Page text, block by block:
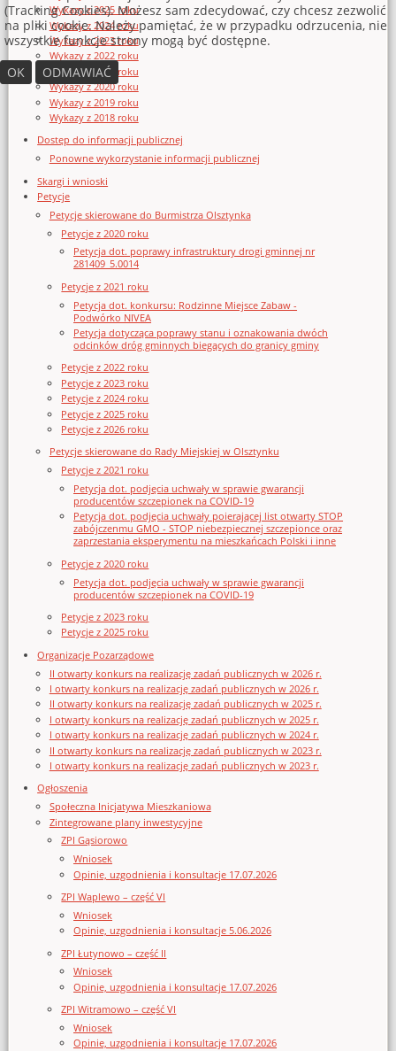
Wykazy z 2025 roku
Wykazy z 2024 roku
Wykazy z 2023 roku
Wykazy z 2022 roku
Wykazy z 2021 roku
Wykazy z 2020 roku
Wykazy z 2019 roku
Wykazy z 2018 roku
Dostęp do informacji publicznej
Ponowne wykorzystanie informacji publicznej
Skargi i wnioski
Petycje
Petycje skierowane do Burmistrza Olsztynka
Petycje z 2020 roku
Petycja dot. poprawy infrastruktury drogi gminnej nr
281409_5.0014
Petycje z 2021 roku
Petycja dot. konkursu: Rodzinne Miejsce Zabaw -
Podwórko NIVEA
Petycja dotycząca poprawy stanu i oznakowania dwóch
odcinków dróg gminnych biegących do granicy gminy
Petycje z 2022 roku
Petycje z 2023 roku
Petycje z 2024 roku
Petycje z 2025 roku
Petycje z 2026 roku
Petycje skierowane do Rady Miejskiej w Olsztynku
Petycje z 2021 roku
Petycja dot. podjęcia uchwały w sprawie gwarancji
producentów szczepionek na COVID-19
Petycja dot. podjęcia uchwały poierającej list otwarty STOP
zabójczenmu GMO - STOP niebezpiecznej szczepionce oraz
zaprzestania eksperymentu na mieszkańcach Polski i inne
Petycje z 2020 roku
Petycja dot. podjęcia uchwały w sprawie gwarancji
producentów szczepionek na COVID-19
Petycje z 2023 roku
Petycje z 2025 roku
Organizacje Pozarządowe
II otwarty konkurs na realizację zadań publicznych w 2026 r.
I otwarty konkurs na realizację zadań publicznych w 2026 r.
II otwarty konkurs na realizację zadań publicznych w 2025 r.
I otwarty konkurs na realizację zadań publicznych w 2025 r.
I otwarty konkurs na realizację zadań publicznych w 2024 r.
II otwarty konkurs na realizację zadań publicznych w 2023 r.
I otwarty konkurs na realizację zadań publicznych w 2023 r.
Ogłoszenia
Społeczna Inicjatywa Mieszkaniowa
Zintegrowane plany inwestycyjne
ZPI Gąsiorowo
Wniosek
Opinie, uzgodnienia i konsultacje 17.07.2026
ZPI Waplewo – część VI
Wniosek
Opinie, uzgodnienia i konsultacje 5.06.2026
ZPI Łutynowo – część II
Wniosek
Opinie, uzgodnienia i konsultacje 17.07.2026
ZPI Witramowo – część VI
Wniosek
Opinie, uzgodnienia i konsultacje 17.07.2026
(Tracking Cookies). Możesz sam zdecydować, czy chcesz zezwolić
na pliki cookie. Należy pamiętać, że w przypadku odrzucenia, nie
wszystkie funkcje strony mogą być dostępne.
OK
ODMAWIAĆ